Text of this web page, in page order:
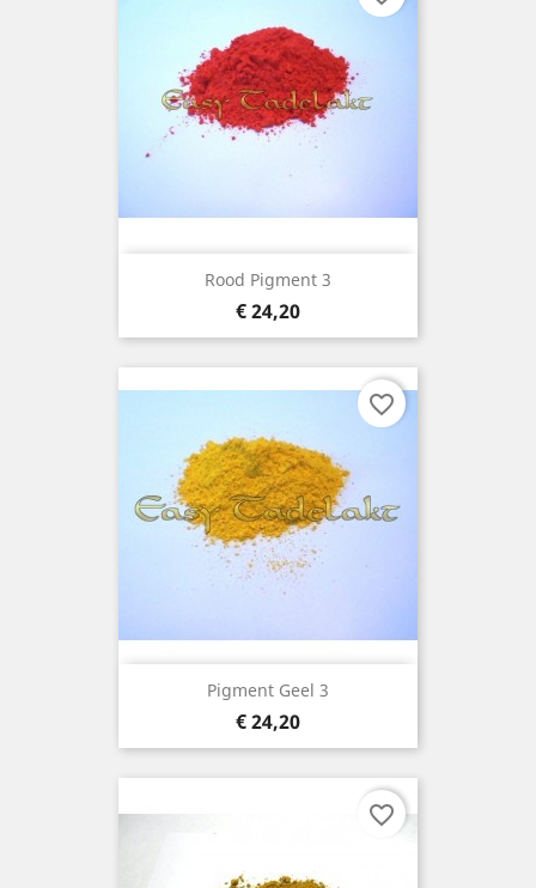
Rood Pigment 3
Prijs
€ 24,20
Pigment Geel 3
Prijs
€ 24,20
favorite_border
favorite_border